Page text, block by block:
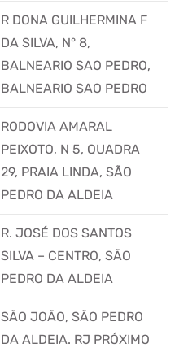
R DONA GUILHERMINA F
DA SILVA, N° 8,
BALNEARIO SAO PEDRO,
BALNEARIO SAO PEDRO
RODOVIA AMARAL
PEIXOTO, N 5, QUADRA
29, PRAIA LINDA, SÃO
PEDRO DA ALDEIA
R. JOSÉ DOS SANTOS
SILVA – CENTRO, SÃO
PEDRO DA ALDEIA
SÃO JOÃO, SÃO PEDRO
DA ALDEIA. RJ PRÓXIMO